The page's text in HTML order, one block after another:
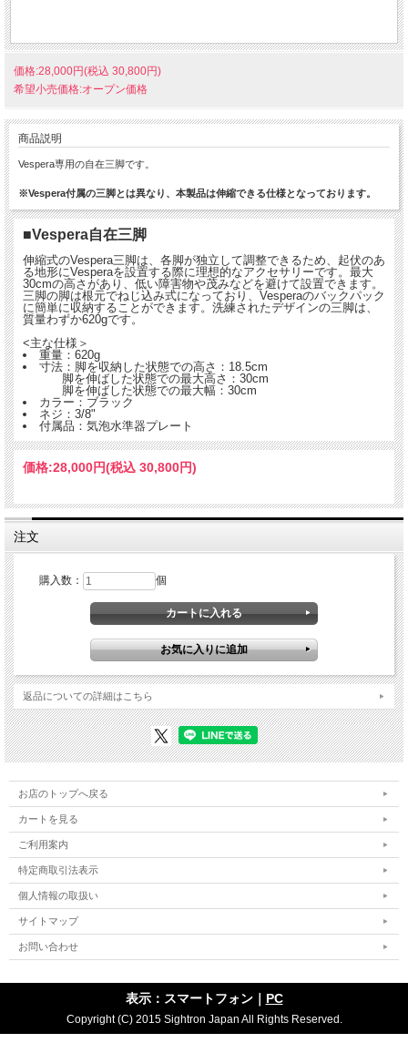
価格:28,000円(税込 30,800円)
希望小売価格:オープン価格
商品説明
Vespera専用の自在三脚です。
※Vespera付属の三脚とは異なり、本製品は伸縮できる仕様となっております。
■Vespera自在三脚
伸縮式のVespera三脚は、各脚が独立して調整できるため、起伏のあ
る地形にVesperaを設置する際に理想的なアクセサリーです。最大
30cmの高さがあり、低い障害物や茂みなどを避けて設置できます。
三脚の脚は根元でねじ込み式になっており、Vesperaのバックパック
に簡単に収納することができます。洗練されたデザインの三脚は、
質量わずか620gです。
<主な仕様＞
重量：620g
寸法：脚を収納した状態での高さ：18.5cm
脚を伸ばした状態での最大高さ：30cm
脚を伸ばした状態での最大幅：30cm
カラー：ブラック
ネジ：3/8"
付属品：気泡水準器プレート
価格:28,000円(税込 30,800円)
注文
購入数： 個
返品についての詳細はこちら
お店のトップへ戻る
カートを見る
ご利用案内
特定商取引法表示
個人情報の取扱い
サイトマップ
お問い合わせ
表示：スマートフォン｜ PC
Copyright (C) 2015 Sightron Japan All Rights Reserved.